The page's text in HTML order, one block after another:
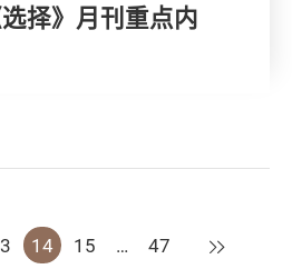
选择》月刊重点内
14 15 … 47 下一页